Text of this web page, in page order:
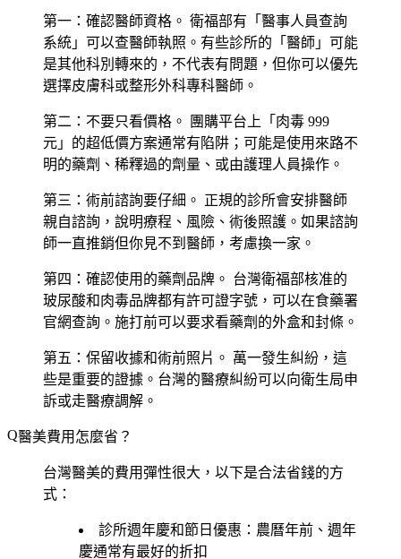
第一：確認醫師資格。 衛福部有「醫事人員查詢
系統」可以查醫師執照。有些診所的「醫師」可能
是其他科別轉來的，不代表有問題，但你可以優先
選擇皮膚科或整形外科專科醫師。
第二：不要只看價格。
團購平台上「肉毒 999
元」的超低價方案通常有陷阱；可能是使用來路不
明的藥劑、稀釋過的劑量、或由護理人員操作。
第三：術前諮詢要仔細。 正規的診所會安排醫師
親自諮詢，說明療程、風險、術後照護。如果諮詢
師一直推銷但你見不到醫師，考慮換一家。
第四：確認使用的藥劑品牌。 台灣衛福部核准的
玻尿酸和肉毒品牌都有許可證字號，可以在食藥署
官網查詢。施打前可以要求看藥劑的外盒和封條。
第五：保留收據和術前照片。 萬一發生糾紛，這
些是重要的證據。台灣的醫療糾紛可以向衛生局申
訴或走醫療調解。
醫美費用怎麼省？
台灣醫美的費用彈性很大，以下是合法省錢的方
式：
診所週年慶和節日優惠 ：農曆年前、週年
慶通常有最好的折扣